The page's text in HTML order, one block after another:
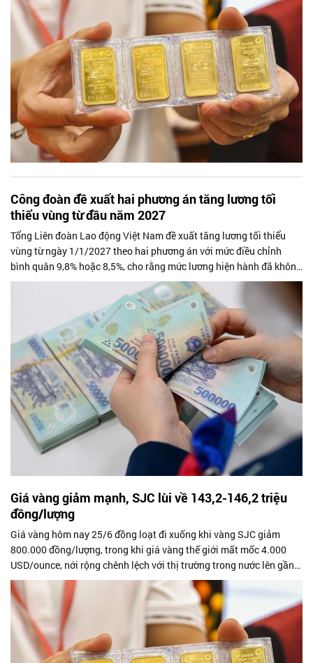
Công đoàn đề xuất hai phương án tăng lương tối
thiểu vùng từ đầu năm 2027
Tổng Liên đoàn Lao động Việt Nam đề xuất tăng lương tối thiểu
vùng từ ngày 1/1/2027 theo hai phương án với mức điều chỉnh
bình quân 9,8% hoặc 8,5%, cho rằng mức lương hiện hành đã không
còn theo kịp chi phí sinh hoạt và nhu cầu sống tối thiểu của người
Giá vàng giảm mạnh, SJC lùi về 143,2-146,2 triệu
đồng/lượng
Giá vàng hôm nay 25/6 đồng loạt đi xuống khi vàng SJC giảm
800.000 đồng/lượng, trong khi giá vàng thế giới mất mốc 4.000
USD/ounce, nới rộng chênh lệch với thị trường trong nước lên gần
20 triệu đồng/lượng.